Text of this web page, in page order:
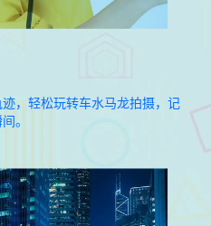
，轻松玩转车水马龙拍摄，记
。